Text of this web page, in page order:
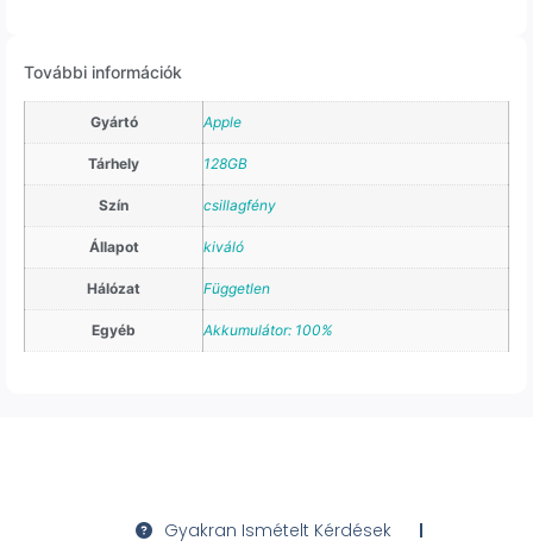
További információk
Gyártó Apple
Tárhely 128GB
Szín csillagfény
Állapot kiváló
Hálózat Független
Egyéb Akkumulátor: 100%
Gyakran Ismételt Kérdések